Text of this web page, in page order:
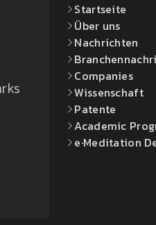
Startseite
Über uns
Nachrichten
Companies
Wissenschaft
Patente
Academic
e·Meditation